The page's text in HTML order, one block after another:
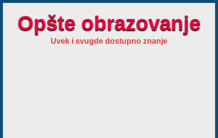
Opšte obrazovanje
Uvek i svugde dostupno znanje